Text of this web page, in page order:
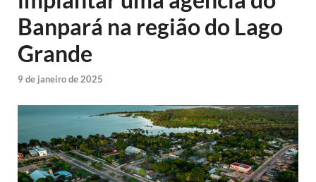
Banpará na região do Lago
Grande
9 de janeiro de 2025